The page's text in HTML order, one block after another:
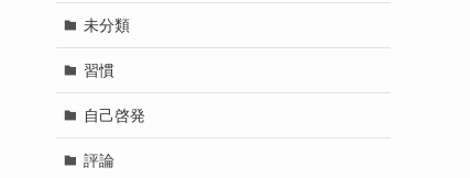
未分類
習慣
自己啓発
評論